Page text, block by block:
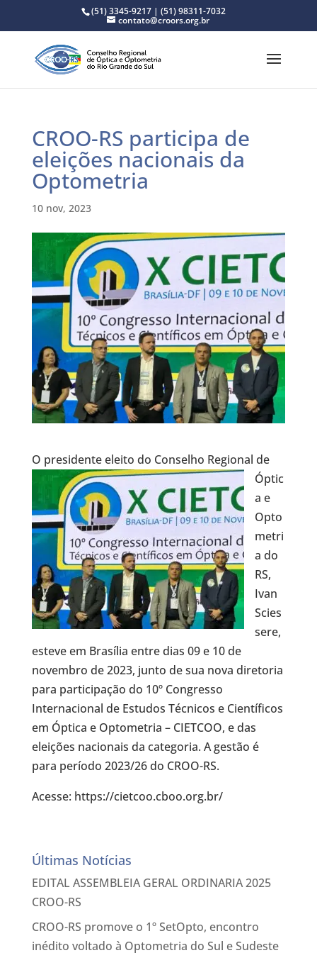
(51) 3345-9217 | (51) 98311-7032
contato@croors.org.br
CROO-RS participa de
eleições nacionais da
Optometria
10 nov, 2023
O presidente eleito do Conselho Regional de
Óptic
a e
Opto
metri
a do
RS,
Ivan
Scies
sere,
esteve em Brasília entre dias 09 e 10 de
novembro de 2023, junto de sua nova diretoria
para participação do 10º Congresso
Internacional de Estudos Técnicos e Científicos
em Óptica e Optometria – CIETCOO, e das
eleições nacionais da categoria. A gestão é
para período 2023/26 do CROO-RS.
Acesse: https://cietcoo.cboo.org.br/
Últimas Notícias
EDITAL ASSEMBLEIA GERAL ORDINARIA 2025
CROO-RS
CROO-RS promove o 1º SetOpto, encontro
inédito voltado à Optometria do Sul e Sudeste